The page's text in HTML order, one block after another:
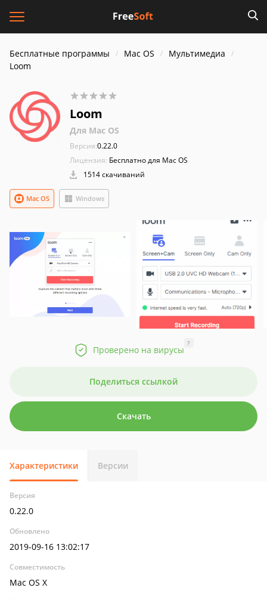
Бесплатные программы Mac OS
Мультимедиа
Loom
Loom
Для Mac OS
Версия:0.22.0
Лицензия: Бесплатно для Mac OS
1514 скачиваний
Windows
Mac OS
Проверено на вирусы
?
Поделиться ссылкой
Скачать
Характеристики Версии
Версия
0.22.0
Обновлено
2019-09-16 13:02:17
Совместимость
Mac OS X